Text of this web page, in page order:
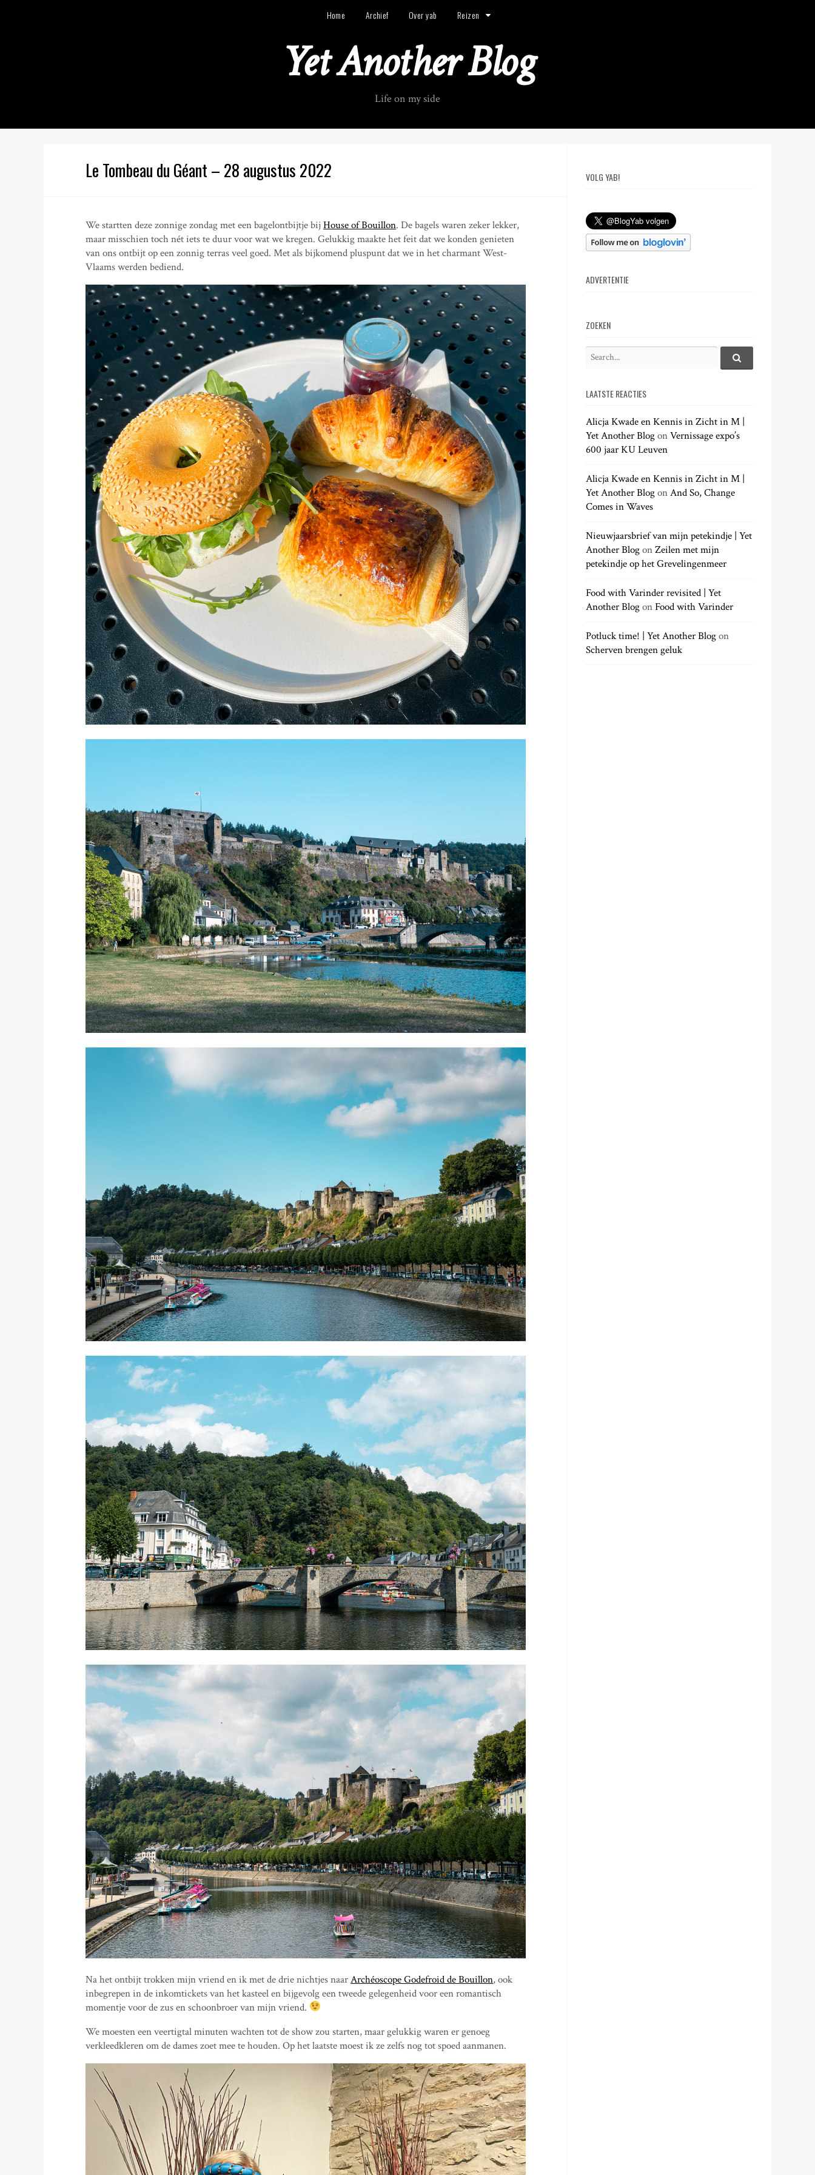
t
Home Archief Over yab Reizen
Yet Another Blog
Life on my side
Le Tombeau du Géant – 28 augustus 2022
We startten deze zonnige zondag met een bagelontbijtje bijHouse of Bouillon. De bagels waren zeker lekker,
maar misschien toch nét iets te duur voor wat we kregen. Gelukkig maakte het feit dat we konden genieten
van ons ontbijt op een zonnig terras veel goed. Met als bijkomend pluspunt dat we in het charmant West-
Vlaams werden bediend.
Na het ontbijt trokken mijn vriend en ik met de drie nichtjes naarArchéoscope Godefroid de Bouillon, ook
inbegrepen in de inkomtickets van het kasteel en bijgevolg een tweede gelegenheid voor een romantisch
momentje voor de zus en schoonbroer van mijn vriend.
We moesten een veertigtal minuten wachten tot de show zou starten, maar gelukkig waren er genoeg
verkleedkleren om de dames zoet mee te houden. Op het laatste moest ik ze zelfs nog tot spoed aanmanen.
VOLG YAB!
ADVERTENTIE
ZOEKEN
r
h
f
o
:
S
h
.
LAATSTE REACTIES
Alicja Kwade en Kennis in Zicht in M |
Yet Another BlogonVernissage expo’s
600 jaar KU Leuven
Alicja Kwade en Kennis in Zicht in M |
Yet Another BlogonAnd So, Change
Comes in Waves
Nieuwjaarsbrief van mijn petekindje | Yet
Another BlogonZeilen met mijn
petekindje op het Grevelingenmeer
Food with Varinder revisited | Yet
Another BlogonFood with Varinder
Potluck time! | Yet Another Blogon
Scherven brengen geluk